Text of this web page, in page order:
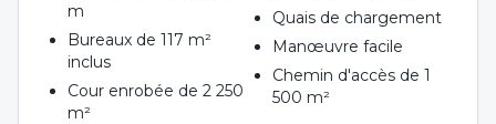
m
Bureaux de 117 m²
inclus
Cour enrobée de 2 250
m²
Quais de chargement
Manœuvre facile
Chemin d'accès de 1
500 m²